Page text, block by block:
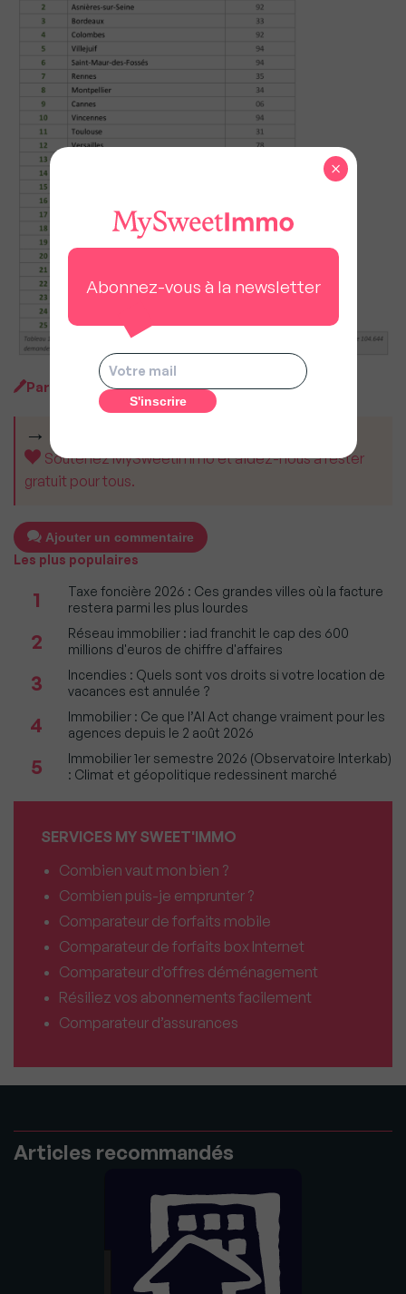
Par MySweet Newsroom
Soutenez MySweetImmo et aidez-nous à rester
gratuit pour tous.
Ajouter un commentaire
Les plus populaires
1
Taxe foncière 2026 : Ces grandes villes où la facture
restera parmi les plus lourdes
2
Réseau immobilier : iad franchit le cap des 600
millions d'euros de chiffre d'affaires
3
Incendies : Quels sont vos droits si votre location de
vacances est annulée ?
4
Immobilier : Ce que l’AI Act change vraiment pour les
agences depuis le 2 août 2026
5
Immobilier 1er semestre 2026 (Observatoire Interkab)
: Climat et géopolitique redessinent marché
SERVICES MY SWEET'IMMO
Combien vaut mon bien ?
Combien puis-je emprunter ?
Comparateur de forfaits mobile
Comparateur de forfaits box Internet
Comparateur d’offres déménagement
Résiliez vos abonnements facilement
Comparateur d’assurances
Articles recommandés
Abonnez-vous à la newsletter
×